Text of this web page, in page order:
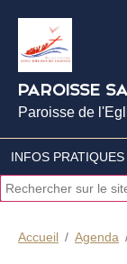
PAROISSE
Paroisse de
J
e
INFOS PRATIQUES
Accueil Agenda